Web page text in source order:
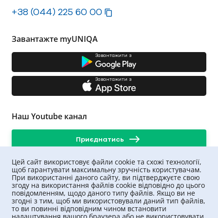
невстановленим винуватцем.
Ви захищені, якщо винуватець аварії не
Дана страхова угода служить надійним фінансовим
ситуаціях у Кропивницькому, гарантуючи
відшкодування збитків та покриття витрат у разі ДТП.
Скільки діє поліс ОСЦПВ у
Кропивницькому?
на рік. А через заявку на сайті також доступні для
оформлення короткострокові договори страхування.
Крім того, ОСЦПВ можна оформити для водіїв
автомобілів, зареєстрованих за кордоном, на час
закінчується опівночі з дати, зазначеної у документі.
Де оформити автоцивілку?
Компанія UNIQA пропонує сучасне рішення для
автовласників – оформлення договору ОСЦПВ онлайн.
Наш сервіс розроблений для клієнтів, які цінують час
+38 (044) 225 60 00
Завантажте myUNIQA
Завантажити з
Завантажити з
Наш Youtube канал
Приєднатись
Цей сайт використовує файли cookie та схожі технології,
щоб гарантувати максимальну зручність користувачам.
При використанні даного сайту, ви підтверджуєте свою
згоду на використання файлів cookie відповідно до цього
повідомленням, щодо даного типу файлів. Якщо ви не
згодні з тим, щоб ми використовували даний тип файлів,
то ви повинні відповідним чином встановити